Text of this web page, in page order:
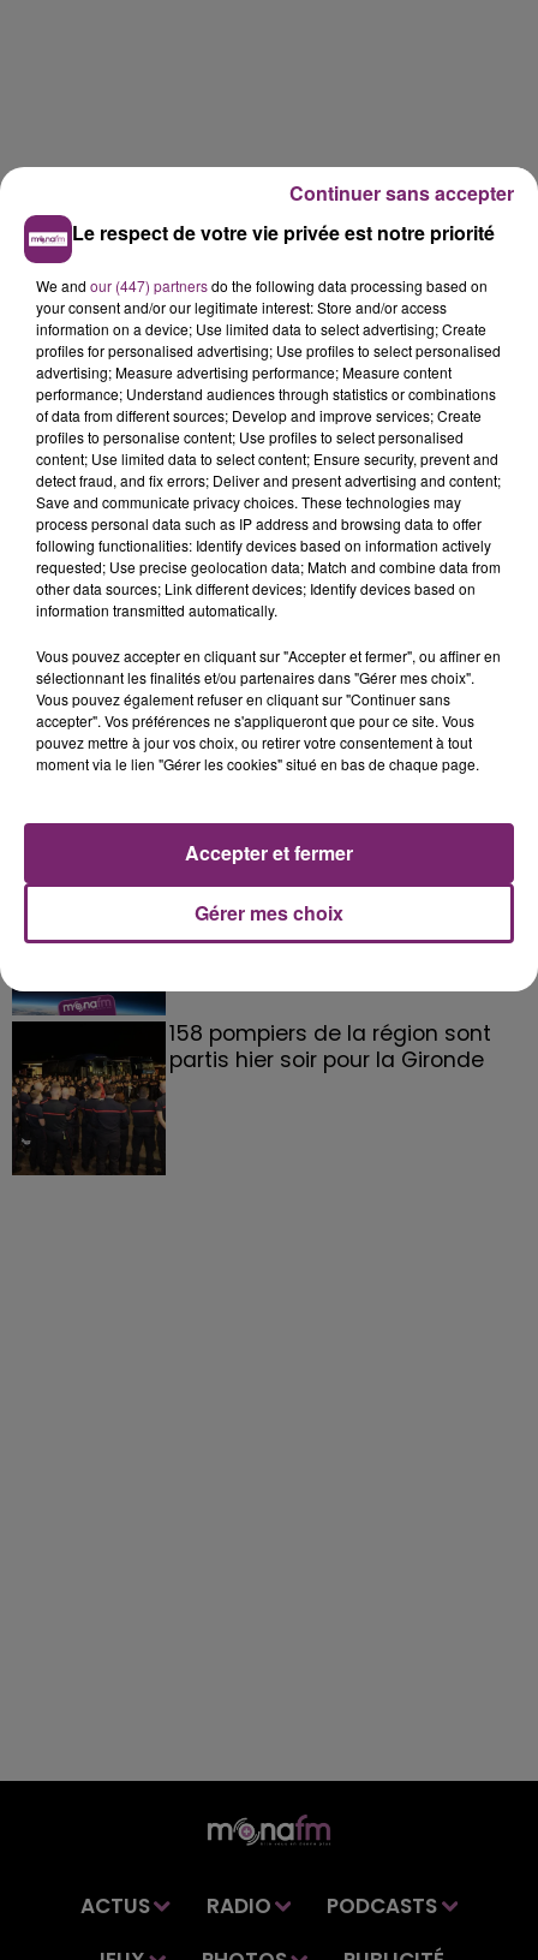
La Bulle - Guinguette éphémère
de Frelinghien !
éclipse solaire du 12 Août 2026
158 pompiers de la région sont
partis hier soir pour la Gironde
ACTUS RADIO
PODCASTS
Le respect de votre vie privée est notre priorité
We and our (447) partnersdo the following data processing based on
your consent and/or our legitimate interest: Store and/or access
information on a device; Use limited data to select advertising; Create
profiles for personalised advertising; Use profiles to select personalised
advertising; Measure advertising performance; Measure content
performance; Understand audiences through statistics or combinations
of data from different sources; Develop and improve services; Create
profiles to personalise content; Use profiles to select personalised
content; Use limited data to select content; Ensure security, prevent and
detect fraud, and fix errors; Deliver and present advertising and content;
Save and communicate privacy choices. These technologies may
process personal data such as IP address and browsing data to offer
following functionalities: Identify devices based on information actively
requested; Use precise geolocation data; Match and combine data from
other data sources; Link different devices; Identify devices based on
information transmitted automatically.
Vous pouvez accepter en cliquant sur "Accepter et fermer", ou affiner en
sélectionnant les finalités et/ou partenaires dans "Gérer mes choix".
Vous pouvez également refuser en cliquant sur "Continuer sans
accepter". Vos préférences ne s'appliqueront que pour ce site. Vous
pouvez mettre à jour vos choix, ou retirer votre consentement à tout
moment via le lien "Gérer les cookies" situé en bas de chaque page.
Gérer mes choix
Accepter et fermer
Continuer sans accepter